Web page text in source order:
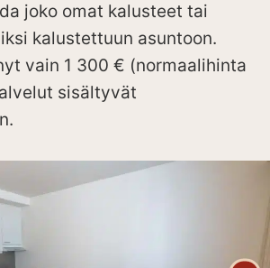
joko omat kalusteet tai
kalustettuun asuntoon.
vain 1 300 € (normaalihinta
sisältyvät